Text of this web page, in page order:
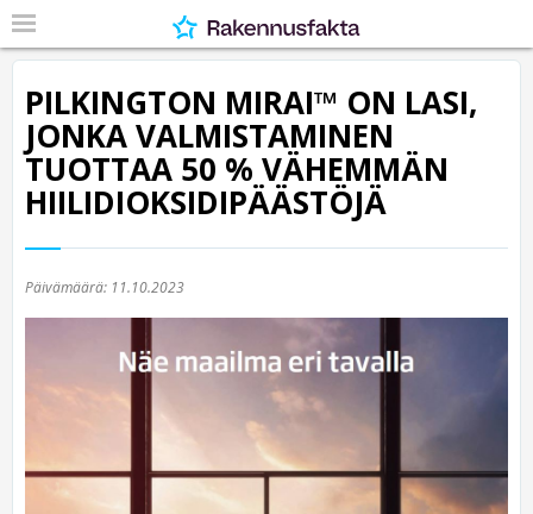
PILKINGTON MIRAI™ ON LASI,
JONKA VALMISTAMINEN
TUOTTAA 50 % VÄHEMMÄN
HIILIDIOKSIDIPÄÄSTÖJÄ
Päivämäärä: 11.10.2023